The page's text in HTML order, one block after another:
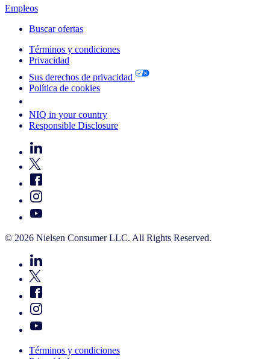
Empleos
Buscar ofertas
Términos y condiciones
Privacidad
Sus derechos de privacidad
Política de cookies
NIQ in your country
Responsible Disclosure
© 2026 Nielsen Consumer LLC. All Rights Reserved.
Términos y condiciones